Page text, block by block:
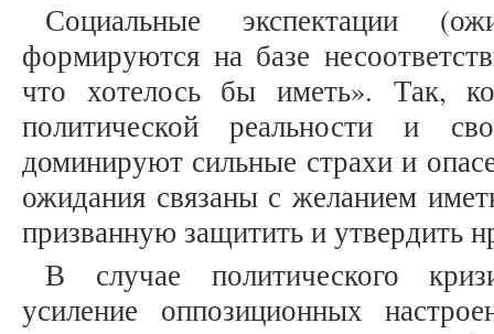
Социальные экспектации
формируются на базе
что хотелось бы иметь». Так,
политической реальности и
доминируют сильные страхи и
ожидания связаны с желанием
призванную защитить и утвердить
В случае политического
усиление оппозиционных